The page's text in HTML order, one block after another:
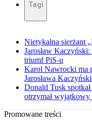
Tagi
Nietykalna sierżant
Jarosław
triumf PiS-u
Karol Nawrocki ma
Jarosława
Donald Tusk
otrzymał wyjątkowy
Promowane treści